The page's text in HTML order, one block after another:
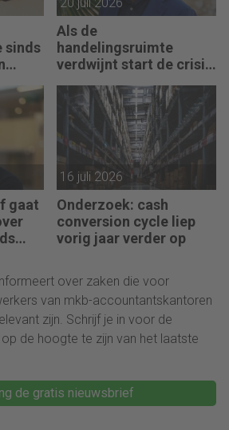
sinds
Als de
handelingsruimte
verdwijnt start de crisis
Pim van Berkel
gaat
16 juli 2026
Onderzoek: cash
conversion cycle liep
vorig jaar verder op
over zaken die voor
van mkb-accountantskantoren
zijn. Schrijf je in voor de
de hoogte te zijn van het laatste
de gratis nieuwsbrief